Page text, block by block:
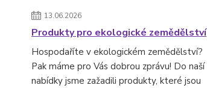
13.06.2026
Produkty pro ekologické zemědělství
Hospodaříte v ekologickém zemědělství?
Pak máme pro Vás dobrou zprávu! Do naší
nabídky jsme zažadili produkty, které jsou